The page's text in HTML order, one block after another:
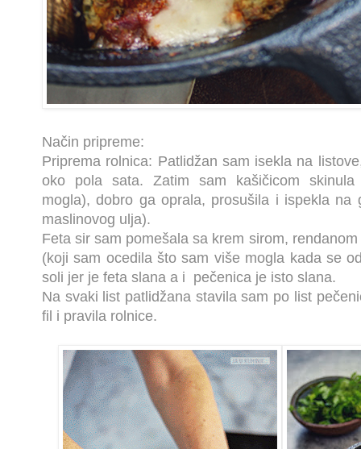
Način pripreme:
Priprema rolnica: Patlidžan sam isekla na
oko pola sata. Zatim sam kašičicom skinula
mogla), dobro ga oprala, prosušila i ispekla na
maslinovog ulja).
Feta sir sam pomešala sa krem sirom,
(koji sam ocedila što sam više mogla kada se
soli jer je feta slana a i pečenica je isto slana.
Na svaki list patlidžana stavila sam po list
fil i pravila rolnice.